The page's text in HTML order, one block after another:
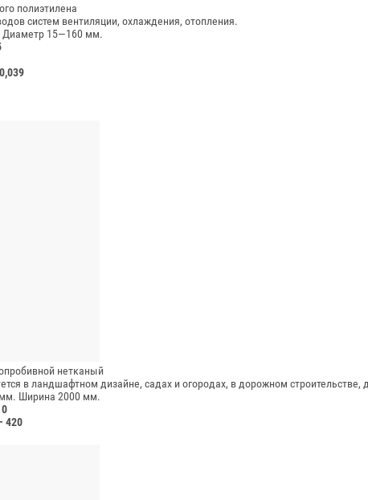
полиэтилена
систем вентиляции, охлаждения, отопления.
Диаметр 15—160 мм.
0,039
нетканый
в ландшафтном дизайне, садах и огородах, в дорожном строительстве,
Ширина 2000 мм.
420